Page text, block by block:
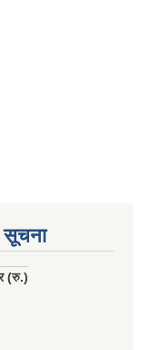
सूचना
(रु.)